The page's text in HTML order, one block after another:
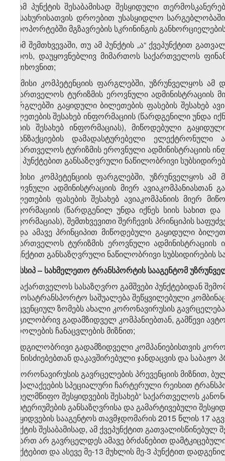
ბ) ამ პუნქტის შესაბამისად შესყიდული
სამსახურისათვის დროებით უსასყიდლო
აეროპორტებში მგზავრების სკრინინგის
გ) იმ შემთხვევაში, თუ ამ პუნქტის „ა“ ქვეპუნქტით
ევროს, დაუყოვნებლივ მიმართოს საქართველოს
მოთხოვნით;
დ) მისი კომპეტენციის ფარგლებში, უზრუნველყოს ამ
საქართველოს ტურიზმის ეროვნული ადმინისტრაციის
ფარგლებში გაყიდული ბილეთების ფასების შესახებ
ბილეთების შესახებ ინფორმაციის (წარდგენილი უნდა
ფასის შესახებ ინფორმაციას), მიწოდებული
ტრანზაქციების დამადასტურებელი
საქართველოს ტურიზმის ეროვნული ადმინისტრაციის
“ პუნქტებით განსაზღვრული ნაწილობრივი
ე) მისი კომპეტენციის ფარგლებში, უზრუნველყოს ამ
ეროვნული ადმინისტრაციის მიერ
ბილეთების ფასების შესახებ ავიაკომპანიის მიერ
ინფორმაციის (წარდგენილ უნდა იქნეს სიის სახით
ინფორმაციას), შემთხვევითი შერჩევის პრინციპის
ან/და ამავე პრინციპით მიწოდებული გაყიდული
საქართველოს ტურიზმის ეროვნული
პუნქტით განსაზღვრული ნაწილობრივი სუბსიდირების
. სსიპ – სახმელეთო ტრანსპორტის სააგენტომ
ა) საქართველოს სასაზღვრო გამშვები პუნქტებიდან
ავტოსატრანსპორტო საშუალება შეწყვილებული
პრევენციულ ზომებს ახალი კორონავირუსის
ადგილობრივ გადამზიდველ კომპანიებთან, გამწევი
მძღოლების ჩანაცვლების მიზნით;
ბ) ადგილობრივი გადამზიდველი კომპანიებისთვის
ღონისძიებებთან დაკავშირებული ჯანდაცვის და
გ) კორონავირუსის გავრცელების პრევენციის
მოქალაქეების სპეციალური ჩარტერული რეისით
„სახელმწიფო შესყიდვების შესახებ“ საქართველოს
კრიტერიუმების განსაზღვრისა და გამარტივებული
შესყიდვების სააგენტოს თავმჯდომარის 2015 წლის 17
პუნქტის შესაბამისად, ამ ქვეპუნქტით
მიმართ არ გავრცელდეს ამავე ბრძანებით
პუნქტებით და ასევე მე-13 მუხლის მე-3 პუნქტით